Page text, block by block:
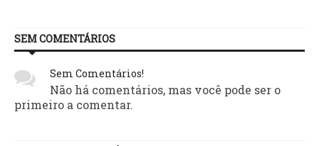
SEM COMENTÁRIOS
Sem Comentários!
Não há comentários, mas você pode ser o
primeiro a comentar.